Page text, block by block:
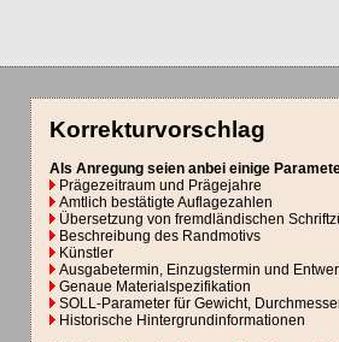
Korrekturvorschlag
Als Anregung seien anbei einige
Prägezeitraum und Prägejahre
Amtlich bestätigte Auflagezahlen
Übersetzung von fremdländischen
Beschreibung des Randmotivs
Künstler
Ausgabetermin, Einzugstermin und
Genaue Materialspezifikation
SOLL-Parameter für Gewicht,
Historische Hintergrundinformationen